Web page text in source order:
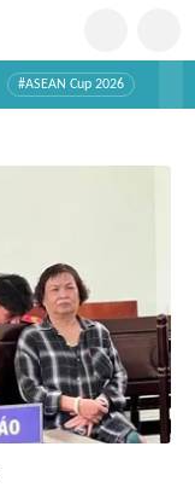
#ASEAN Cup 2026